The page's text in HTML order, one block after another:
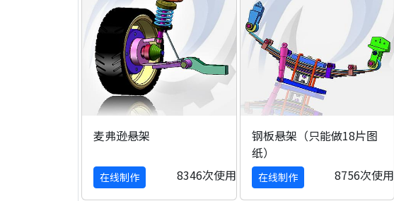
麦弗逊悬架
在线制作 8346次使用
钢板悬架（只能做18片图
纸）
在线制作 8756次使用